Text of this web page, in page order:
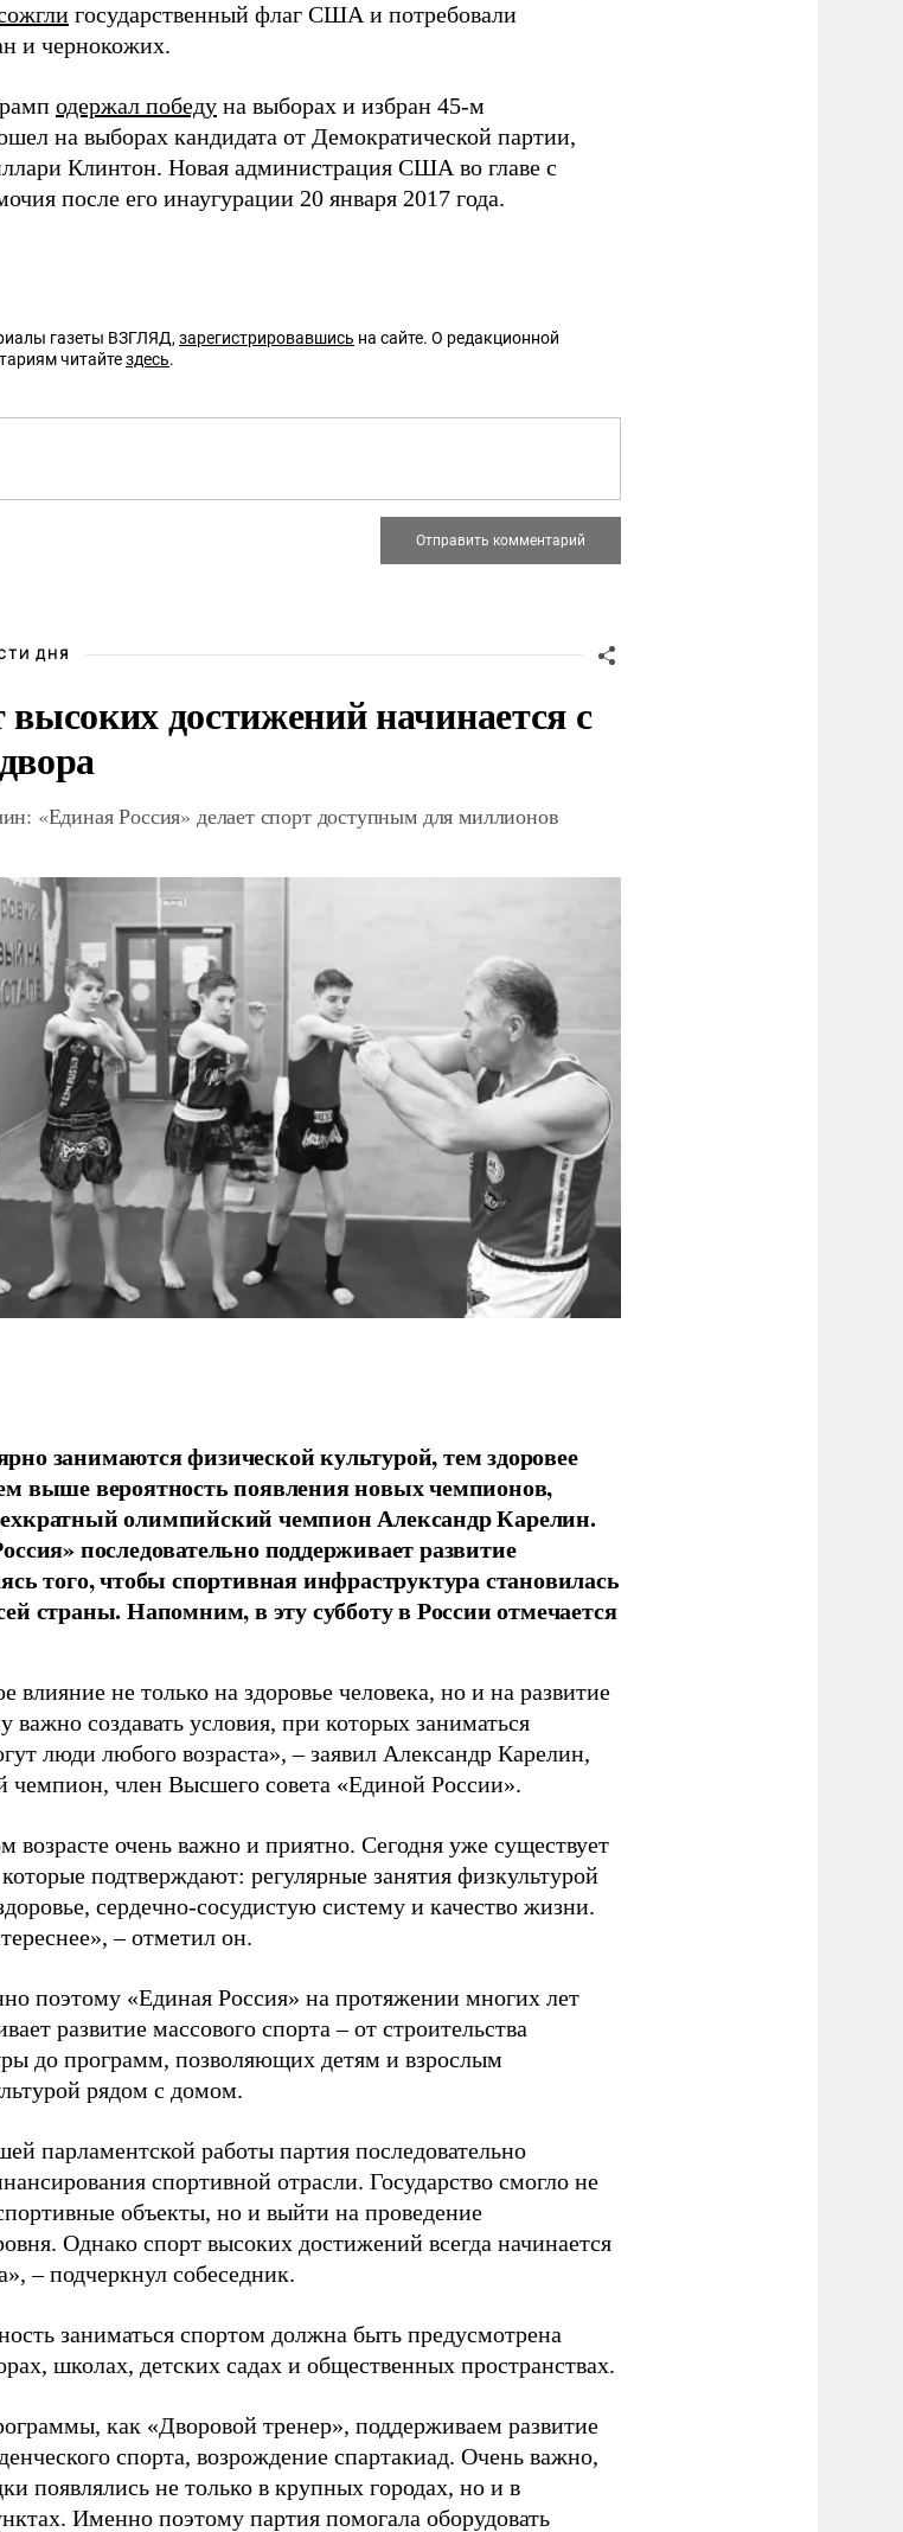
государственный флаг США и потребовали
и чернокожих.
одержал победу на выборах и избран 45-м
на выборах кандидата от Демократической партии,
Клинтон. Новая администрация США во главе с
после его инаугурации 20 января 2017 года.
газеты ВЗГЛЯД, зарегистрировавшись на сайте. О редакционной
читайтездесь.
ДНЯ
достижений начинается с
«Единая Россия» делает спорт доступным для миллионов
занимаются физической культурой, тем здоровее
выше вероятность появления новых чемпионов,
олимпийский чемпион Александр Карелин.
последовательно поддерживает развитие
того, чтобы спортивная инфраструктура становилась
страны. Напомним, в эту субботу в России отмечается
влияние не только на здоровье человека, но и на развитие
создавать условия, при которых заниматься
люди любого возраста», – заявил Александр Карелин,
чемпион, член Высшего совета «Единой России».
очень важно и приятно. Сегодня уже существует
подтверждают: регулярные занятия физкультурой
сердечно-сосудистую систему и качество жизни.
– отметил он.
поэтому «Единая Россия» на протяжении многих лет
развитие массового спорта – от строительства
до программ, позволяющих детям и взрослым
рядом с домом.
парламентской работы партия последовательно
спортивной отрасли. Государство смогло не
объекты, но и выйти на проведение
Однако спорт высоких достижений всегда начинается
– подчеркнул собеседник.
заниматься спортом должна быть предусмотрена
школах, детских садах и общественных пространствах.
как «Дворовой тренер», поддерживаем развитие
спорта, возрождение спартакиад. Очень важно,
появлялись не только в крупных городах, но и в
Именно поэтому партия помогала оборудовать